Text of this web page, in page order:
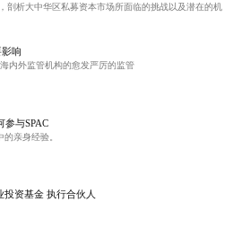
剖析大中华区私募资本市场所面临的挑战以及潜在的机
响
内外监管机构的愈发严厉的监管
参与SPAC
亲身经验。
资基金 执行合伙人